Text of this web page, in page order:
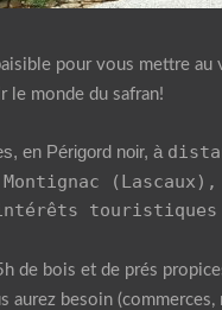
pour vous mettre au
en Périgord noir, à
(Lascaux),
touristiques
de bois et de prés
aurez besoin (commerces,